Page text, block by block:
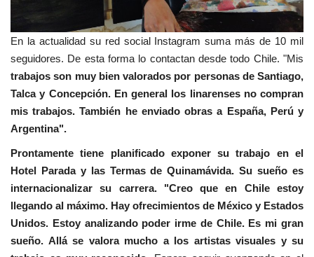
En la actualidad su red social Instagram suma más de 10 mil
seguidores. De esta forma lo contactan desde todo Chile. "Mis
trabajos son muy bien valorados por personas de Santiago,
Talca y Concepción. En general los linarenses no compran
mis trabajos. También he enviado obras a España, Perú y
Argentina".
Prontamente tiene planificado exponer su trabajo en el
Hotel Parada y las Termas de Quinamávida. Su sueño es
internacionalizar su carrera. "Creo que en Chile estoy
llegando al máximo. Hay ofrecimientos de México y Estados
Unidos. Estoy analizando poder irme de Chile. Es mi gran
sueño. Allá se valora mucho a los artistas visuales y su